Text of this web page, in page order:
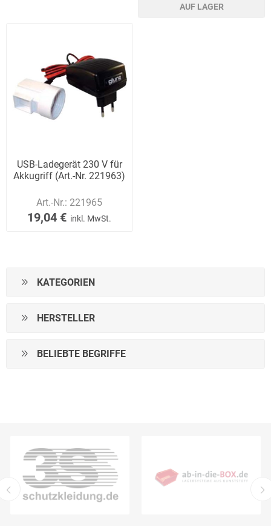
AUF LAGER
USB-Ladegerät 230 V für
Akkugriff (Art.-Nr. 221963)
Art.-Nr.: 221965
19,04 € inkl. MwSt.
KATEGORIEN
HERSTELLER
BELIEBTE BEGRIFFE